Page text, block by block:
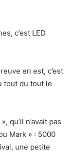
c’est LED
en est, c’est
tout du tout le
qu’il n’avait pas
Mark » : 5000
une petite